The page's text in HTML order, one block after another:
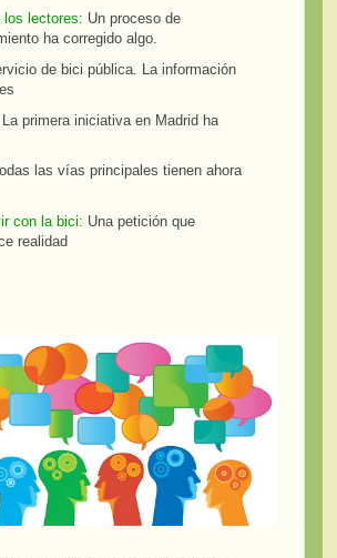
los lectores: Un proceso de
ha corregido algo.
de bici pública. La información
La primera iniciativa en Madrid ha
las vías principales tienen ahora
con la bici: Una petición que
realidad